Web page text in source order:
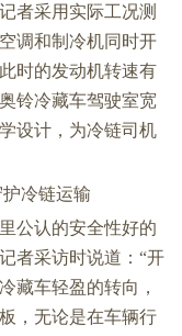
者采用实际工况测
调和制冷机同时开
时的发动机转速有
铃冷藏车驾驶室宽
设计，为冷链司机
公认的安全性好的
者采访时说道：“开
藏车轻盈的转向，
，无论是在车辆行